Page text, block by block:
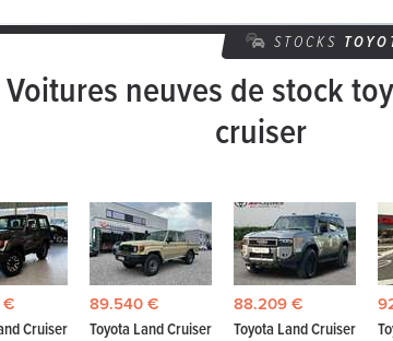
STOCKS
Voitures neuves de stock
cruiser
€
Cruiser
89.540 €
Toyota Land Cruiser
88.209 €
Toyota Land Cruiser